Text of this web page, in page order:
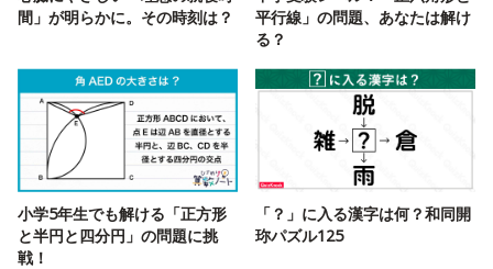
間」が明らかに。その時刻は？
平行線」の問題、あなたは解け
る？
小学5年生でも解ける「正方形
と半円と四分円」の問題に挑
戦！
「？」に入る漢字は何？和同開
珎パズル125